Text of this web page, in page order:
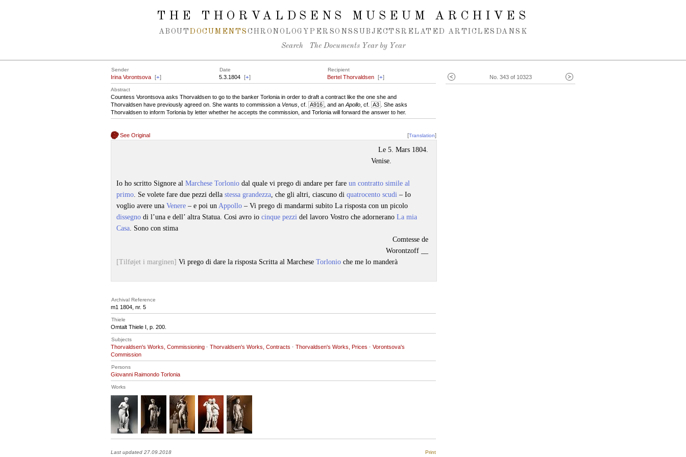
THE THORVALDSENS MUSEUM ARCHIVES
ABOUT DOCUMENTS CHRONOLOGY PERSONS SUBJECTS RELATED ARTICLES DANSK
Search The Documents Year by Year
No. 343 of 10323
Sender Date Recipient
Irina Vorontsova [+] 5.3.1804 [+] Bertel Thorvaldsen [+]
Abstract
Countess Vorontsova asks Thorvaldsen to go to the banker Torlonia in order to draft a contract like the one she and
Thorvaldsen have previously agreed on. She wants to commission a Venus , cf. A916 , and an Apollo , cf. A3
. She asks
Thorvaldsen to inform Torlonia by letter whether he accepts the commission, and Torlonia will forward the answer to her.
See Original [Translation]
Le 5. Mars 1804.
Venise.
Io ho scritto Signore al Marchese Torlonio dal quale vi prego di andare per fare un contratto simile al
primo. Se volete fare due pezzi della stessa grandezza, che gli altri, ciascuno di quatrocento scudi – Io
voglio avere una Venere – e poi un Appollo – Vi prego di mandarmi subito La risposta con un picolo
dissegno di l’una e dell’ altra Statua. Cosi avro io cinque pezzi del lavoro Vostro che adornerano La mia
Casa. Sono con stima
Comtesse de
Worontzoff __
[Tilføjet i marginen] Vi prego di dare la risposta Scritta al Marchese Torlonio che me lo manderà
Archival Reference
m1 1804, nr. 5
Thiele
Omtalt Thiele I, p. 200.
Subjects
Thorvaldsen's Works, Commissioning · Thorvaldsen's Works, Contracts · Thorvaldsen's Works, Prices · Vorontsova's
Commission
Persons
Giovanni Raimondo Torlonia
Works
Last updated 27.09.2018 Print